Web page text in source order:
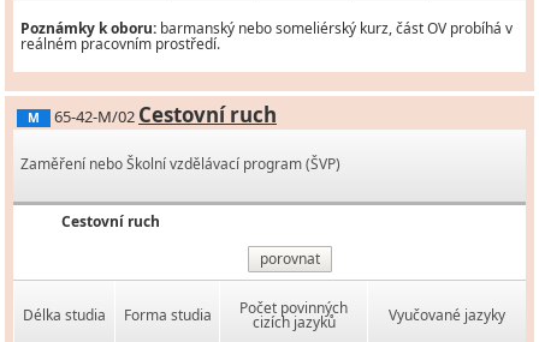
Poznámky k oboru: barmanský nebo someliérský kurz, část OV probíhá v
reálném pracovním prostředí.
M 65-42-M/02 Cestovní ruch
Zaměření nebo Školní vzdělávací program (ŠVP)
Cestovní ruch
porovnat
Délka studia Forma studia Počet povinných
cizích jazyků Vyučované jazyky